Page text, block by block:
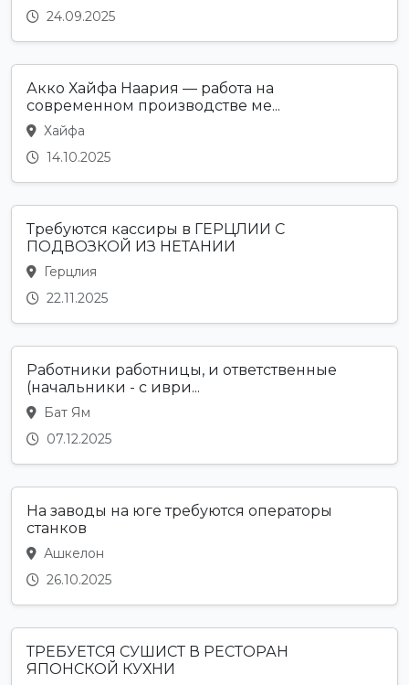
24.09.2025
Акко Хайфа Наария — работа на
современном производстве ме...
Хайфа
14.10.2025
Требуются кассиры в ГЕРЦЛИИ С
ПОДВОЗКОЙ ИЗ НЕТАНИИ
Герцлия
22.11.2025
Работники работницы, и ответственные
(начальники - с иври...
Бат Ям
07.12.2025
На заводы на юге требуются операторы
станков
Ашкелон
26.10.2025
ТРЕБУЕТСЯ СУШИСТ В РЕСТОРАН
ЯПОНСКОЙ КУХНИ